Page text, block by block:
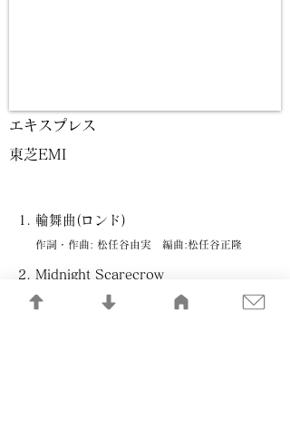
輪舞曲(ロンド)
作詞・作曲: 松任谷由実 編曲:松任谷正隆
Midnight Scarecrow
作詞・作曲: 松任谷由実 編曲:松任谷正隆
エキスプレス
東芝EMI